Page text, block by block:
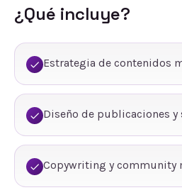
¿Qué incluye?
Estrategia de contenidos
Diseño de publicaciones y
Copywriting y community